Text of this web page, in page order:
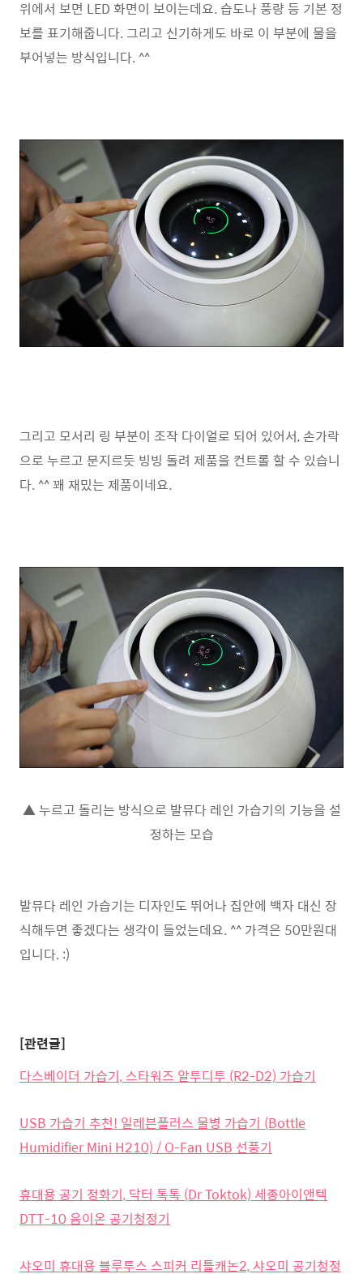
위에서 보면 LED 화면이 보이는데요. 습도나 풍량 등 기본 정
보를 표기해줍니다. 그리고 신기하게도 바로 이 부분에 물을
부어넣는 방식입니다. ^^
그리고 모서리 링 부분이 조작 다이얼로 되어 있어서, 손가락
으로 누르고 문지르듯 빙빙 돌려 제품을 컨트롤 할 수 있습니
다. ^^ 꽤 재밌는 제품이네요.
▲ 누르고 돌리는 방식으로 발뮤다 레인 가습기의 기능을 설
정하는 모습
발뮤다 레인 가습기는 디자인도 뛰어나 집안에 백자 대신 장
식해두면 좋겠다는 생각이 들었는데요. ^^ 가격은 50만원대
입니다. :)
[관련글]
다스베이더 가습기, 스타워즈 알투디투 (R2-D2) 가습기
USB 가습기 추천! 일레븐플러스 물병 가습기 (Bottle
Humidifier Mini H210) / O-Fan USB 선풍기
휴대용 공기 정화기, 닥터 톡톡 (Dr Toktok) 세종아이앤텍
DTT-10 음이온 공기청정기
샤오미 휴대용 블루투스 스피커 리틀캐논2, 샤오미 공기청정